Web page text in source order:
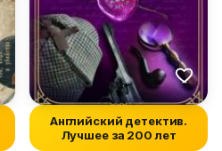
Английский детектив.
Лучшее за 200 лет